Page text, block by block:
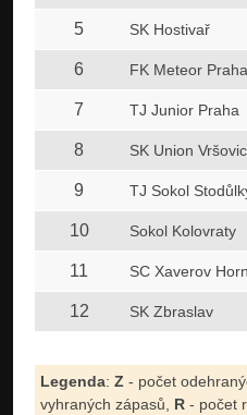
5 SK Hostivař
6 FK Meteor
7 TJ Junior Praha
8 SK Union
9 TJ Sokol
10 Sokol Kolovraty
11 SC Xaverov
12 SK Zbraslav
Legenda: Z - počet
vyhraných zápasů, R - počet